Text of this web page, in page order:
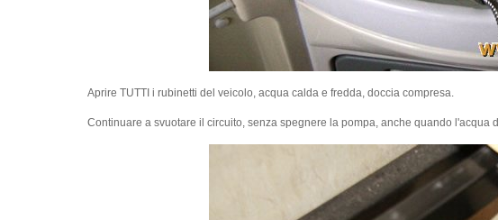
Aprire TUTTI i rubinetti del veicolo, acqua calda e fredda, doccia compresa.
Continuare a svuotare il circuito, senza spegnere la pompa, anche quando